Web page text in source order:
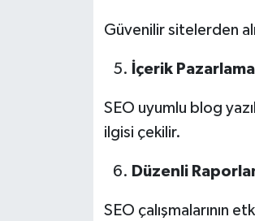
Güvenilir sitelerden
İçerik
SEO uyumlu blog
ilgisi çekilir.
Düzenli
SEO çalışmalarının